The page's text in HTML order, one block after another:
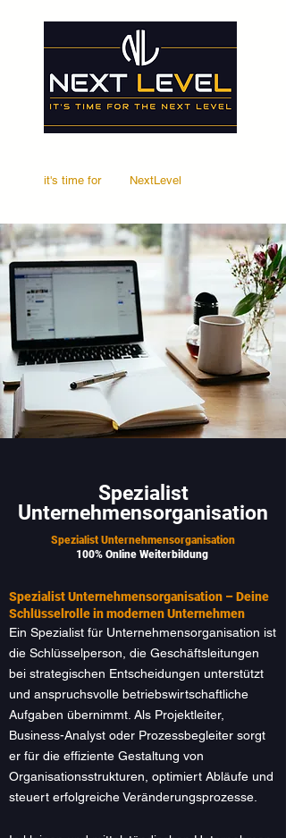
it's time for NextLevel
Spezialist
Unternehmensorganisation
Spezialist Unternehmensorganisation
100% Online Weiterbildung
Spezialist Unternehmensorganisation – Deine
Schlüsselrolle in modernen Unternehmen
Ein Spezialist für Unternehmensorganisation ist
die Schlüsselperson, die Geschäftsleitungen
bei strategischen Entscheidungen unterstützt
und anspruchsvolle betriebswirtschaftliche
Aufgaben übernimmt. Als Projektleiter,
Business-Analyst oder Prozessbegleiter sorgt
er für die effiziente Gestaltung von
Organisationsstrukturen, optimiert Abläufe und
steuert erfolgreiche Veränderungsprozesse.